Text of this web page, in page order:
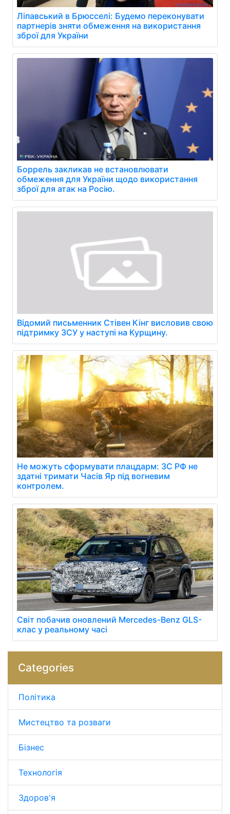
Ліпавський в Брюсселі: Будемо переконувати
партнерів зняти обмеження на використання
зброї для України
Боррель закликав не встановлювати
обмеження для України щодо використання
зброї для атак на Росію.
Відомий письменник Стівен Кінг висловив свою
підтримку ЗСУ у наступі на Курщину.
Не можуть сформувати плацдарм: ЗС РФ не
здатні тримати Часів Яр під вогневим
контролем.
Світ побачив оновлений Mercedes-Benz GLS-
клас у реальному часі
Categories
Політика
Мистецтво та розваги
Бізнес
Технологія
Здоров'я